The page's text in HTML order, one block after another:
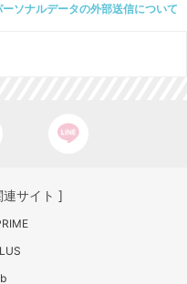
ーソナルデータの外部送信について
連サイト ]